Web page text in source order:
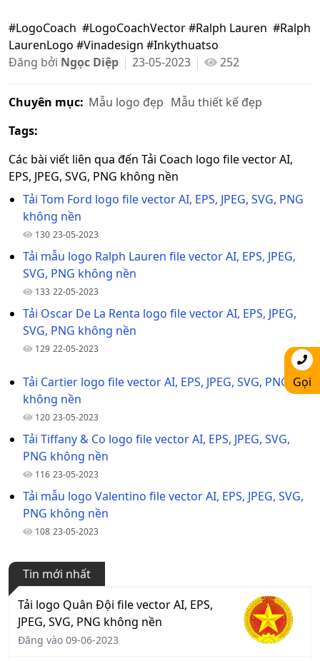
#LogoCoach #LogoCoachVector #Ralph Lauren #Ralph
LaurenLogo #Vinadesign #Inkythuatso
Đăng bởi Ngọc Diệp 23-05-2023 252
Chuyên mục: Mẫu logo đẹp Mẫu thiết kế đẹp
Tags:
Các bài viết liên qua đến Tải Coach logo file vector AI,
EPS, JPEG, SVG, PNG không nền
Tải Tom Ford logo file vector AI, EPS, JPEG, SVG, PNG
không nền
130 23-05-2023
Tải mẫu logo Ralph Lauren file vector AI, EPS, JPEG,
SVG, PNG không nền
133 22-05-2023
Tải Oscar De La Renta logo file vector AI, EPS, JPEG,
SVG, PNG không nền
129 22-05-2023
Tải Cartier logo file vector AI, EPS, JPEG, SVG, PNG
không nền
120 23-05-2023
Tải Tiffany & Co logo file vector AI, EPS, JPEG, SVG,
PNG không nền
116 23-05-2023
Tải mẫu logo Valentino file vector AI, EPS, JPEG, SVG,
PNG không nền
108 23-05-2023
Tin mới nhất
Tải logo Quân Đội file vector AI, EPS,
JPEG, SVG, PNG không nền
Đăng vào 09-06-2023
Gọi